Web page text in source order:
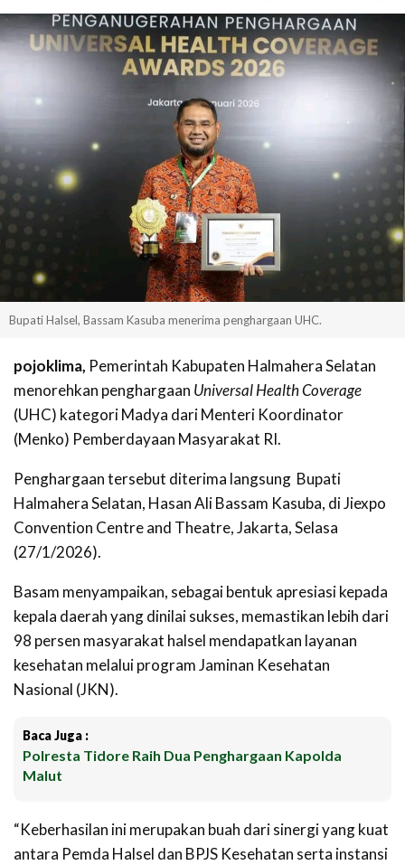
Bupati Halsel, Bassam Kasuba menerima penghargaan UHC.
pojoklima, Pemerintah Kabupaten Halmahera Selatan
menorehkan penghargaan Universal Health Coverage
(UHC) kategori Madya dari Menteri Koordinator
(Menko) Pemberdayaan Masyarakat RI.
Penghargaan tersebut diterima langsung Bupati
Halmahera Selatan, Hasan Ali Bassam Kasuba, di Jiexpo
Convention Centre and Theatre, Jakarta,Selasa
(27/1/2026).
Basam menyampaikan, sebagai bentuk apresiasi kepada
kepala daerah yang dinilai sukses, memastikan lebih dari
98 persen masyarakat halsel mendapatkan layanan
kesehatan melalui program Jaminan Kesehatan
Nasional (JKN).
Baca Juga :
Polresta Tidore Raih Dua Penghargaan Kapolda
Malut
“Keberhasilan ini merupakan buah dari sinergi yang kuat
antara Pemda Halsel dan BPJS Kesehatan serta instansi